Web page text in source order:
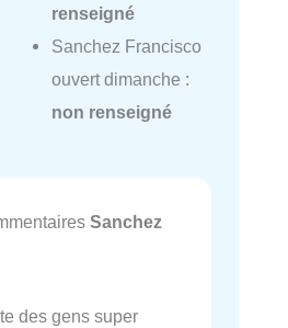
renseigné
Sanchez Francisco
ouvert dimanche :
non renseigné
Sanchez
des gens super